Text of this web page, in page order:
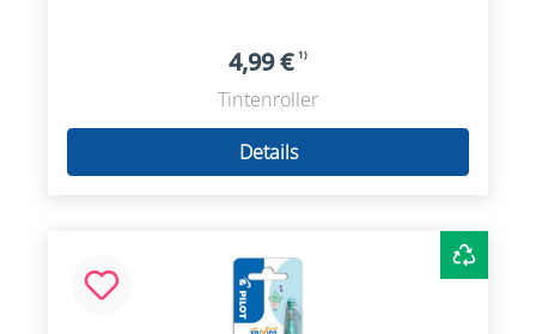
4,99 € 1)
Tintenroller
Details